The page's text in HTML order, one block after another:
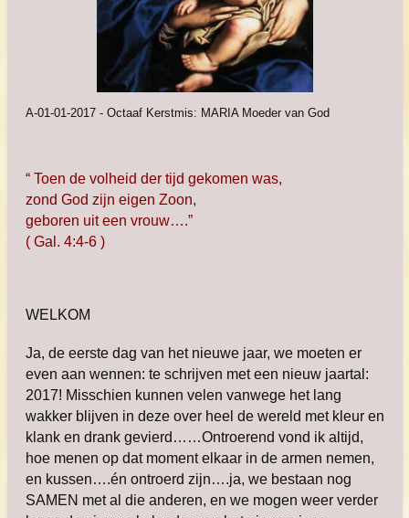
A-01-01-2017 - Octaaf Kerstmis: MARIA Moeder van God
“ Toen de volheid der tijd gekomen was,
zond God zijn eigen Zoon,
geboren uit een vrouw….”
( Gal. 4:4-6 )
WELKOM
Ja, de eerste dag van het nieuwe jaar, we moeten er
even aan wennen: te schrijven met een nieuw jaartal:
2017! Misschien kunnen velen vanwege het lang
wakker blijven in deze over heel de wereld met kleur en
klank en drank gevierd……Ontroerend vond ik altijd,
hoe menen op dat moment elkaar in de armen nemen,
en kussen….én ontroerd zijn….ja, we bestaan nog
SAMEN met al die anderen, en we mogen weer verder